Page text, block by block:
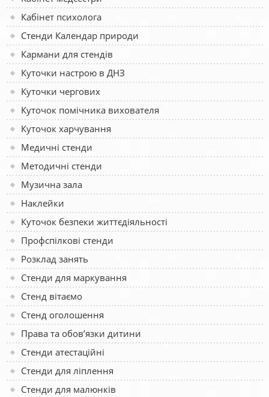
Кабінет психолога
Стенди Календар природи
Кармани для стендів
Куточки настрою в ДНЗ
Куточки чергових
Куточок помічника вихователя
Куточок харчування
Медичні стенди
Методичні стенди
Музична зала
Наклейки
Куточок безпеки життєдіяльності
Профспілкові стенди
Розклад занять
Стенди для маркування
Стенд вітаємо
Стенд оголошення
Права та обов’язки дитини
Стенди атестаційні
Стенди для ліплення
Стенди для малюнків